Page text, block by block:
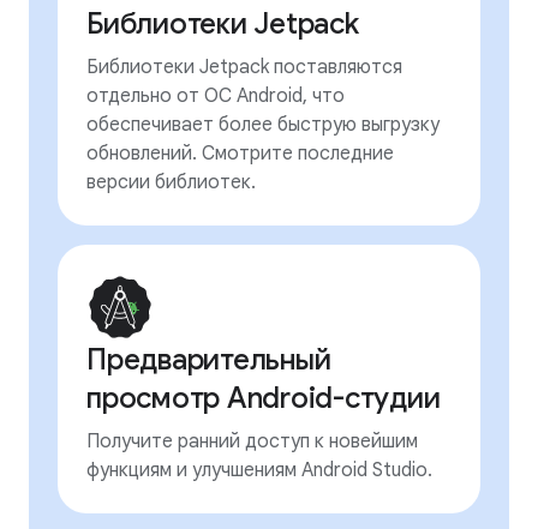
Библиотеки Jetpack
Библиотеки Jetpack поставляются
отдельно от ОС Android, что
обеспечивает более быструю выгрузку
обновлений. Смотрите последние
версии библиотек.
Предварительный
просмотр Android-студии
Получите ранний доступ к новейшим
функциям и улучшениям Android Studio.